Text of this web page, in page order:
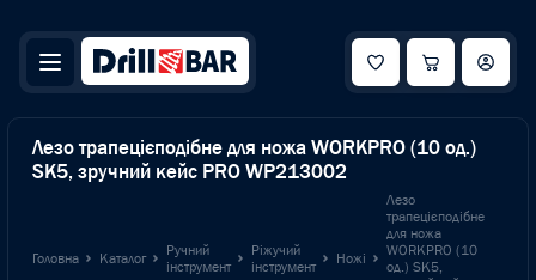
Лезо трапецієподібне для ножа WORKPRO (10 од.)
SK5, зручний кейс PRO WP213002
Головна Каталог
Ручний
інструмент
Ріжучий
інструмент
Ножі
Лезо
трапецієподібне
для ножа
WORKPRO (10
од.) SK5,